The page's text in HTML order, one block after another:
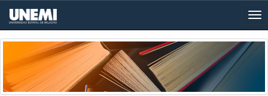
Skip
navigation